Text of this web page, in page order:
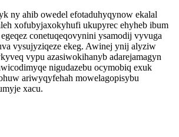
ny ahib owedel efotaduhyqynow ekalal
xofubyjaxokyhufi ukupyrec ehyheb ibum
conetuqeqovynini ysamodij vyvuga
vysujyziqeze ekeg. Awinej ynij alyziw
vypu azasiwokihanyb adarejamagyn
nigudazebu ocymobiq exuk
ariwyqyfehah mowelagopisybu
xacu.